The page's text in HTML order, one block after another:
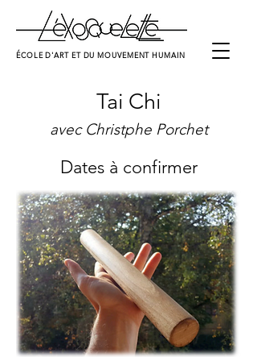
ÉCOLE D'ART ET DU MOUVEMENT HUMAIN
Tai Chi
avec Christphe Porchet
Dates à confirmer